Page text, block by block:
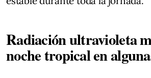
Radiación ultravioleta
noche tropical en